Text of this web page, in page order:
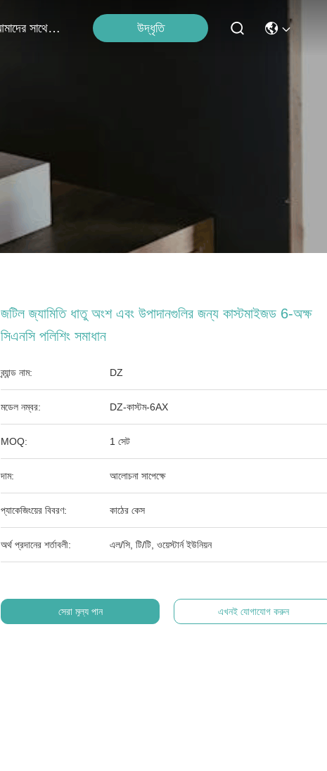
আমাদের সাথে যোগাযোগ উদ্ধৃতি
জটিল জ্যামিতি ধাতু অংশ এবং উপাদানগুলির জন্য কাস্টমাইজড 6-অক্ষ
সিএনসি পলিশিং সমাধান
ব্র্যান্ড নাম: DZ
মডেল নম্বর: DZ-কাস্টম-6AX
MOQ: 1 সেট
দাম: আলোচনা সাপেক্ষে
প্যাকেজিংয়ের বিবরণ: কাঠের কেস
অর্থ প্রদানের শর্তাবলী: এল/সি, টি/টি, ওয়েস্টার্ন ইউনিয়ন
সেরা মূল্য পান এখনই যোগাযোগ করুন